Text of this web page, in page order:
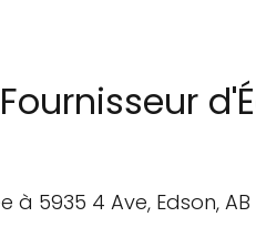
5935 4 Ave, Edson,